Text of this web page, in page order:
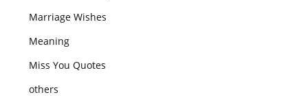
Marriage Wishes
Meaning
Miss You Quotes
others